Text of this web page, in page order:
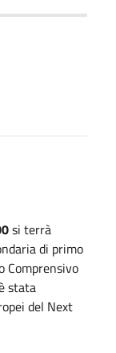
si terrà
di primo
Comprensivo
stata
del Next